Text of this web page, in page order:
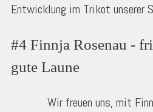
Entwicklung im Trikot unserer
#4 Finnja Rosenau -
gute Laune
Wir freuen uns, mit